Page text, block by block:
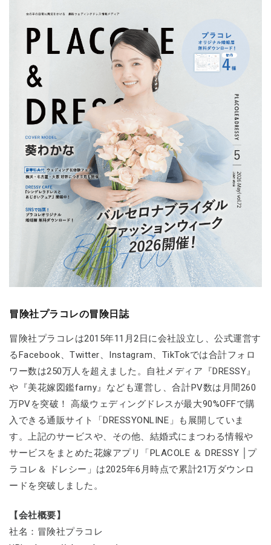
冒険社プラコレの冒険日誌
冒険社プラコレは2015年11月2日に会社設立し、公式運営す
るFacebook、Twitter、Instagram、TikTokでは合計フォロ
ワー数は250万人を超えました。自社メディア『DRESSY』
や『美花嫁図鑑farny』なども運営し、合計PV数は月間260
万PVを突破！ 高級ウェディングドレスが最大90%OFFで購
入できる通販サイト「DRESSYONLINE」も展開していま
す。上記のサービスや、その他、結婚式にまつわる情報や
サービスをまとめた花嫁アプリ「PLACOLE ＆ DRESSY │プ
ラコレ＆ ドレシー」は2025年6月時点で累計21万ダウンロ
ードを突破しました。
【会社概要】
社名：冒険社プラコレ